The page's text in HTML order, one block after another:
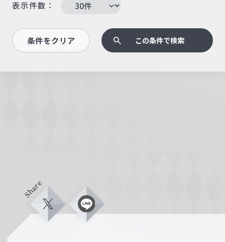
表示件数：
条件をクリア この条件で検索
Share
X L